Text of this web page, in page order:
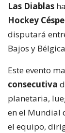
Las Diablas
Hockey
disputará
Bajos y
Este evento
consecutiva
planetaria,
en el Mundial
el equipo,